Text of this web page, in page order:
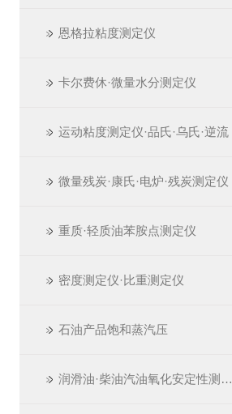
恩格拉粘度测定仪
卡尔费休·微量水分测定仪
运动粘度测定仪·品氏·乌氏·逆流
微量残炭·康氏·电炉·残炭测定仪
重质·轻质油苯胺点测定仪
密度测定仪·比重测定仪
石油产品饱和蒸汽压
润滑油·柴油汽油氧化安定性测定仪